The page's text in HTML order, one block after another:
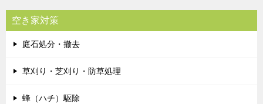
空き家対策
庭石処分・撤去
草刈り・芝刈り・防草処理
蜂（ハチ）駆除